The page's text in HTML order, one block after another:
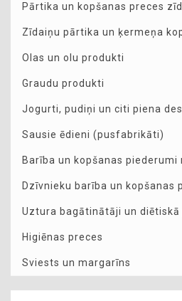
Pārtika un kopšanas preces
Zīdaiņu pārtika un ķermeņa
Olas un olu produkti
Graudu produkti
Jogurti, pudiņi un citi piena
Sausie ēdieni (pusfabrikāti)
Barība un kopšanas
Dzīvnieku barība un kopšanas
Uztura bagātinātāji un diētiskā
Higiēnas preces
Sviests un margarīns